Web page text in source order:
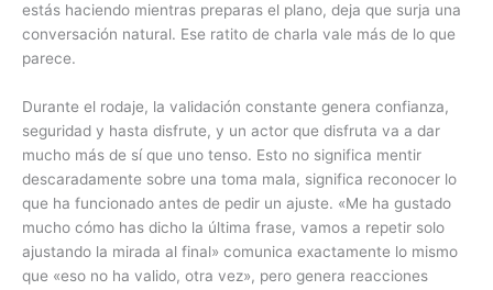
estás haciendo mientras preparas el plano, deja que surja una
conversación natural. Ese ratito de charla vale más de lo que
parece.
Durante el rodaje, la validación constante genera confianza,
seguridad y hasta disfrute, y un actor que disfruta va a dar
mucho más de sí que uno tenso. Esto no significa mentir
descaradamente sobre una toma mala, significa reconocer lo
que ha funcionado antes de pedir un ajuste. «Me ha gustado
mucho cómo has dicho la última frase, vamos a repetir solo
ajustando la mirada al final» comunica exactamente lo mismo
que «eso no ha valido, otra vez», pero genera reacciones